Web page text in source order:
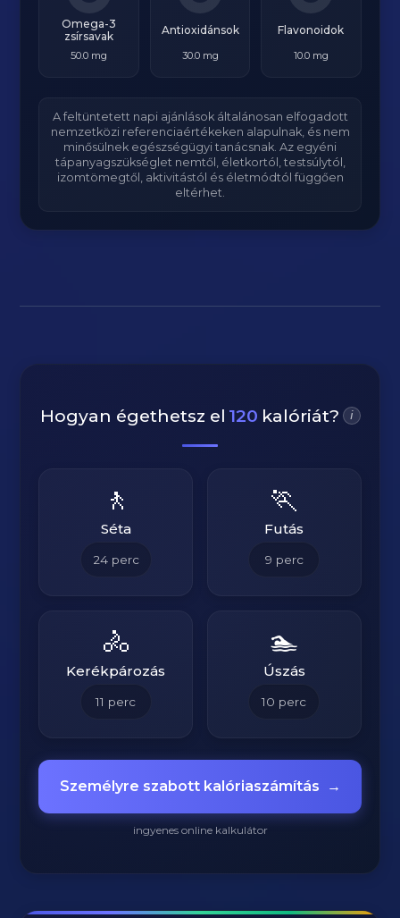
Omega-3
zsírsavak
50.0 mg
Antioxidánsok
30.0 mg
Flavonoidok
10.0 mg
A feltüntetett napi ajánlások általánosan elfogadott
nemzetközi referenciaértékeken alapulnak, és nem
minősülnek egészségügyi tanácsnak. Az egyéni
tápanyagszükséglet nemtől, életkortól, testsúlytól,
izomtömegtől, aktivitástól és életmódtól függően
eltérhet.
Hogyan égethetsz el 120 kalóriát? i
🚶
Séta
24perc
🏃
Futás
9 perc
🚴
Kerékpározás
11 perc
🏊
Úszás
10 perc
Személyre szabott kalóriaszámítás →
ingyenes online kalkulátor